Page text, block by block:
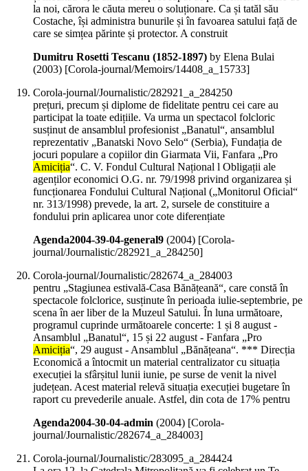
la noi, cărora le căuta mereu o soluționare. Ca și tatăl său
Costache, își administra bunurile și în favoarea satului față de
care se simțea părinte și protector. A construit
Dumitru Rosetti Tescanu (1852-1897) by Elena Bulai
(2003) [Corola-journal/Memoirs/14408_a_15733]
Corola-journal/Journalistic/282921_a_284250
prețuri, precum și diplome de fidelitate pentru cei care au
participat la toate edițiile. Va urma un spectacol folcloric
susținut de ansamblul profesionist „Banatul“, ansamblul
reprezentativ „Banatski Novo Selo“ (Serbia), Fundația de
jocuri populare a copiilor din Giarmata Vii, Fanfara „Pro
Amiciția“. C. V. Fondul Cultural Național l Obligații ale
agenților economici O.G. nr. 79/1998 privind organizarea și
funcționarea Fondului Cultural Național („Monitorul Oficial“
nr. 313/1998) prevede, la art. 2, sursele de constituire a
fondului prin aplicarea unor cote diferențiate
Agenda2004-39-04-general9 (2004) [Corola-
journal/Journalistic/282921_a_284250]
Corola-journal/Journalistic/282674_a_284003
pentru „Stagiunea estivală-Casa Bănățeană“, care constă în
spectacole folclorice, susținute în perioada iulie-septembrie, pe
scena în aer liber de la Muzeul Satului. În luna următoare,
programul cuprinde următoarele concerte: 1 și 8 august -
Ansamblul „Banatul“, 15 și 22 august - Fanfara „Pro
Amiciția“, 29 august - Ansamblul „Bănățeana“. *** Direcția
Economică a întocmit un material centralizator cu situația
execuției la sfârșitul lunii iunie, pe surse de venit la nivel
județean. Acest material relevă situația execuției bugetare în
raport cu prevederile anuale. Astfel, din cota de 17% pentru
Agenda2004-30-04-admin (2004) [Corola-
journal/Journalistic/282674_a_284003]
Corola-journal/Journalistic/283095_a_284424